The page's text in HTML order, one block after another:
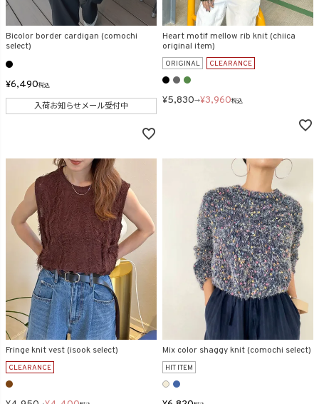
Bicolor border cardigan (comochi
select)
¥6,490税込
入荷お知らせメール受付中
Heart motif mellow rib knit (chiica
original item)
ORIGINAL CLEARANCE
¥5,830→¥3,960税込
Fringe knit vest (isook select)
CLEARANCE
Mix color shaggy knit (comochi select)
HIT ITEM